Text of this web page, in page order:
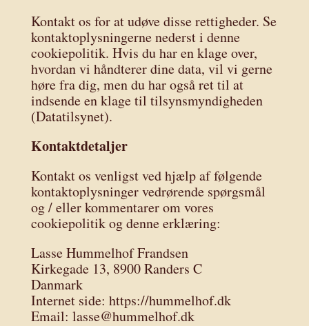
Kontakt os for at udøve disse rettigheder. Se
kontaktoplysningerne nederst i denne
cookiepolitik. Hvis du har en klage over,
hvordan vi håndterer dine data, vil vi gerne
høre fra dig, men du har også ret til at
indsende en klage til tilsynsmyndigheden
(Datatilsynet).
Kontaktdetaljer
Kontakt os venligst ved hjælp af følgende
kontaktoplysninger vedrørende spørgsmål
og / eller kommentarer om vores
cookiepolitik og denne erklæring:
Lasse Hummelhof Frandsen
Kirkegade 13, 8900 Randers C
Danmark
Internet side: https://hummelhof.dk
Email: lasse@hummelhof.dk